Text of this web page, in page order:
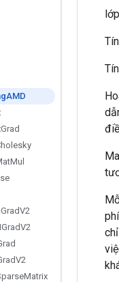
AMD
Grad
Mul
GradV2
V2
V2
Matrix